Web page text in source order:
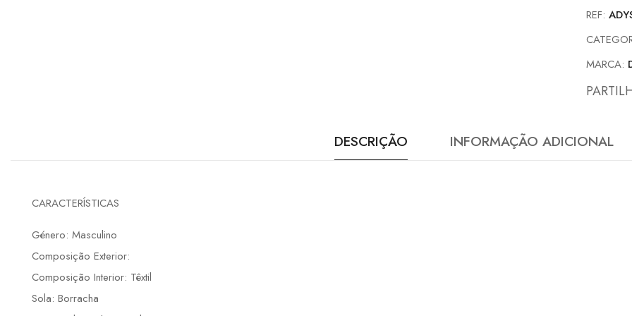
REF:
MARCA:
DESCRIÇÃO INFORMAÇÃO ADICIONAL
CARACTERÍSTICAS
Género: Masculino
Composição Exterior:
Composição Interior: Têxtil
Sola: Borracha